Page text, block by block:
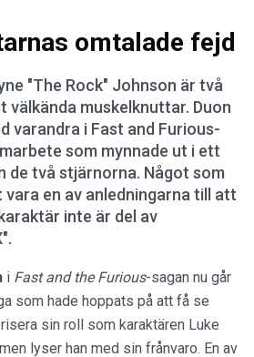
omtalade fejd
"The Rock" Johnson är två
välkända muskelknuttar. Duon
varandra i Fast and Furious-
som mynnade ut i ett
de två stjärnorna. Något som
en av anledningarna till att
inte är del av
i Fast and the Furious-sagan nu går
som hade hoppats på att få se
sin roll som karaktären Luke
lyser han med sin frånvaro. En av